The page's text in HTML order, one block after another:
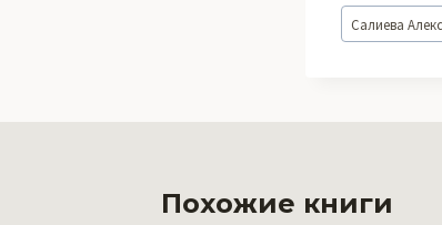
Метки
записи:
Салиева
Похожие книги